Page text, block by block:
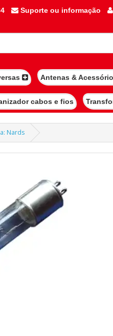
Suporte ou informação
Antenas &
cabos e fios
Nards